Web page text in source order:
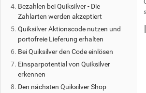
Bezahlen bei Quiksilver - Die
Zahlarten werden akzeptiert
Quiksilver Aktionscode nutzen und
portofreie Lieferung erhalten
Bei Quiksilver den Code einlösen
Einsparpotential von Quiksilver
erkennen
Den nächsten Quiksilver Shop